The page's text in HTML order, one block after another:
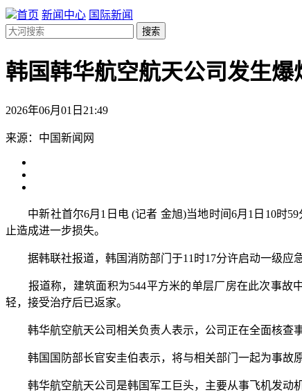
首页 新闻中心 国际新闻
搜索
韩国韩华航空航天公司发生爆
2026年06月01日21:49
来源：中国新闻网
中新社首尔6月1日电 (记者 金旭)当地时间6月1日10时59
止造成进一步损失。
据韩联社报道，韩国消防部门于11时17分许启动一级应急
报道称，建筑面积为544平方米的单层厂房在此次事故
轻，接受治疗后已返家。
韩华航空航天公司相关负责人表示，公司正在全面核查
韩国国防部长官安圭伯表示，将与相关部门一起为事故原
韩华航空航天公司是韩国军工巨头，主要从事飞机发动